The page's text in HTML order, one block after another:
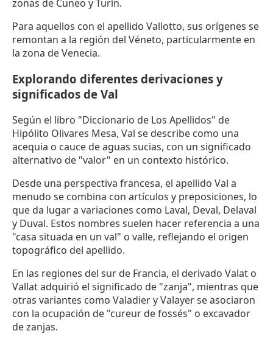
zonas de Cuneo y Turín.
Para aquellos con el apellido Vallotto, sus orígenes se
remontan a la región del Véneto, particularmente en
la zona de Venecia.
Explorando diferentes derivaciones y
significados de Val
Según el libro "Diccionario de Los Apellidos" de
Hipólito Olivares Mesa, Val se describe como una
acequia o cauce de aguas sucias, con un significado
alternativo de "valor" en un contexto histórico.
Desde una perspectiva francesa, el apellido Val a
menudo se combina con artículos y preposiciones, lo
que da lugar a variaciones como Laval, Deval, Delaval
y Duval. Estos nombres suelen hacer referencia a una
"casa situada en un val" o valle, reflejando el origen
topográfico del apellido.
En las regiones del sur de Francia, el derivado Valat o
Vallat adquirió el significado de "zanja", mientras que
otras variantes como Valadier y Valayer se asociaron
con la ocupación de "cureur de fossés" o excavador
de zanjas.